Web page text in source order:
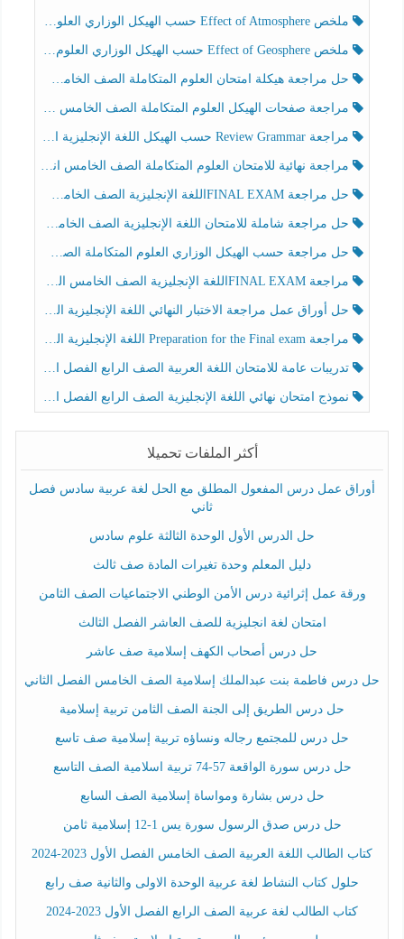
ملخص Effect of Atmosphere حسب الهيكل الوزاري العلوم المتكاملة الصف الخامس انسبير الفصل الثالث
ملخص Effect of Geosphere حسب الهيكل الوزاري العلوم المتكاملة الصف الخامس انسبير الفصل الثالث
حل مراجعة هيكلة امتحان العلوم المتكاملة الصف الخامس عام الفصل الثالث
مراجعة صفحات الهيكل العلوم المتكاملة الصف الخامس انسبير الفصل الثالث
مراجعة Review Grammar حسب الهيكل اللغة الإنجليزية الصف الخامس الفصل الثالث
مراجعة نهائية للامتحان العلوم المتكاملة الصف الخامس انسبير الفصل الثالث
حل مراجعة FINAL EXAMاللغة الإنجليزية الصف الخامس الفصل الثالث
حل مراجعة شاملة للامتحان اللغة الإنجليزية الصف الخامس الفصل الثالث
حل مراجعة حسب الهيكل الوزاري العلوم المتكاملة الصف الخامس عام الفصل الثالث
مراجعة FINAL EXAMاللغة الإنجليزية الصف الخامس الفصل الثالث
حل أوراق عمل مراجعة الاختبار النهائي اللغة الإنجليزية الصف الرابع الفصل الثالث
مراجعة Preparation for the Final exam اللغة الإنجليزية الصف الرابع الفصل الثالث
تدريبات عامة للامتحان اللغة العربية الصف الرابع الفصل الثالث
نموذج امتحان نهائي اللغة الإنجليزية الصف الرابع الفصل الثالث
أكثر الملفات تحميلا
أوراق عمل درس المفعول المطلق مع الحل لغة عربية سادس فصل
ثاني
حل الدرس الأول الوحدة الثالثة علوم سادس
دليل المعلم وحدة تغيرات المادة صف ثالث
ورقة عمل إثرائية درس الأمن الوطني الاجتماعيات الصف الثامن
امتحان لغة انجليزية للصف العاشر الفصل الثالث
حل درس أصحاب الكهف إسلامية صف عاشر
حل درس فاطمة بنت عبدالملك إسلامية الصف الخامس الفصل الثاني
حل درس الطريق إلى الجنة الصف الثامن تربية إسلامية
حل درس للمجتمع رجاله ونساؤه تربية إسلامية صف تاسع
حل درس سورة الواقعة 57-74 تربية اسلامية الصف التاسع
حل درس بشارة ومواساة إسلامية الصف السابع
حل درس صدق الرسول سورة يس 1-12 إسلامية ثامن
كتاب الطالب اللغة العربية الصف الخامس الفصل الأول 2023-2024
حلول كتاب النشاط لغة عربية الوحدة الاولى والثانية صف رابع
كتاب الطالب لغة عربية الصف الرابع الفصل الأول 2023-2024